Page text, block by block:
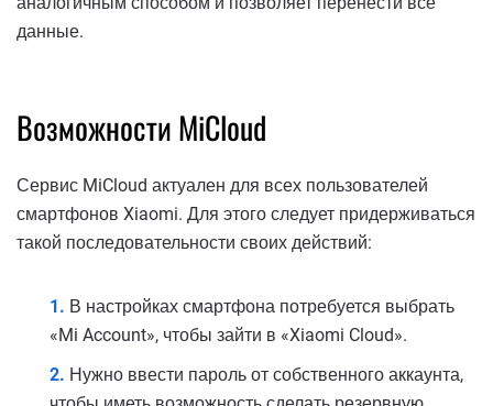
данные.
Возможности MiCloud
Сервис MiCloud актуален для всех пользователей
смартфонов Xiaomi. Для этого следует придерживаться
такой последовательности своих действий:
В настройках смартфона потребуется выбрать
«Mi Account», чтобы зайти в «Xiaomi Cloud».
Нужно ввести пароль от собственного аккаунта,